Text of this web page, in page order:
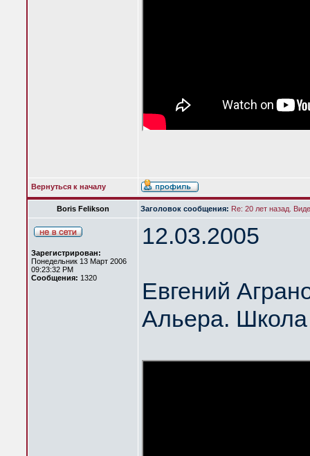
Вернуться к началу
Boris Felikson Заголовок сообщения: Re: 20 лет назад.
Зарегистрирован:
Понедельник 13 Март 2006
09:23:32 PM
Сообщения: 1320
12.03.2005
Евгений
Альера. Школа